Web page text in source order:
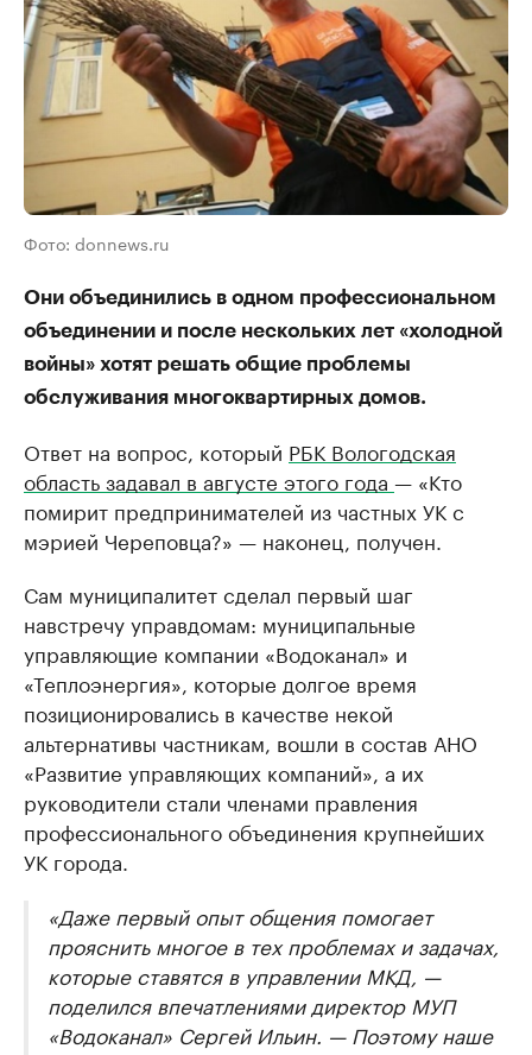
Фото: donnews.ru
Они объединились в одном профессиональном
объединении и после нескольких лет «холодной
войны» хотят решать общие проблемы
обслуживания многоквартирных домов.
Ответ на вопрос, который РБК Вологодская
область задавал в августе этого года — «Кто
помирит предпринимателей из частных УК с
мэрией Череповца?» — наконец, получен.
Сам муниципалитет сделал первый шаг
навстречу управдомам: муниципальные
управляющие компании «Водоканал» и
«Теплоэнергия», которые долгое время
позиционировались в качестве некой
альтернативы частникам, вошли в состав АНО
«Развитие управляющих компаний», а их
руководители стали членами правления
профессионального объединения крупнейших
УК города.
«Даже первый опыт общения помогает
прояснить многое в тех проблемах и задачах,
которые ставятся в управлении МКД, —
поделился впечатлениями директор МУП
«Водоканал» Сергей Ильин. — Поэтому наше